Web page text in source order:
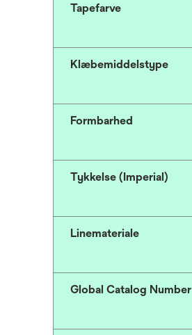
Tapefarve
Klæbemiddelstype
Formbarhed
Tykkelse (Imperial)
Linemateriale
Global Catalog Number